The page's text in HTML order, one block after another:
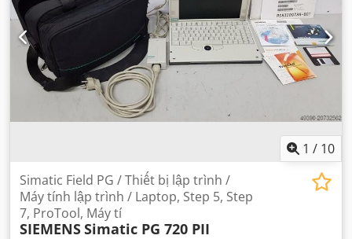
1 / 10
Simatic Field PG / Thiết bị lập trình /
Máy tính lập trình / Laptop, Step 5, Step
7, ProTool, Máy tí
SIEMENSSimatic PG 720 PII